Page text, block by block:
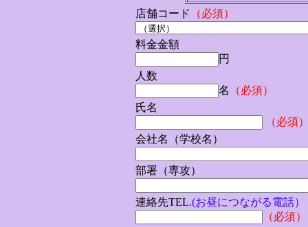
店舗コード （必須）
料金金額
円
人数
名
（必須）
氏名
（必須
会社名（学校名）
部署（専攻）
連絡先TEL.(お昼につながる電話）
（必須）